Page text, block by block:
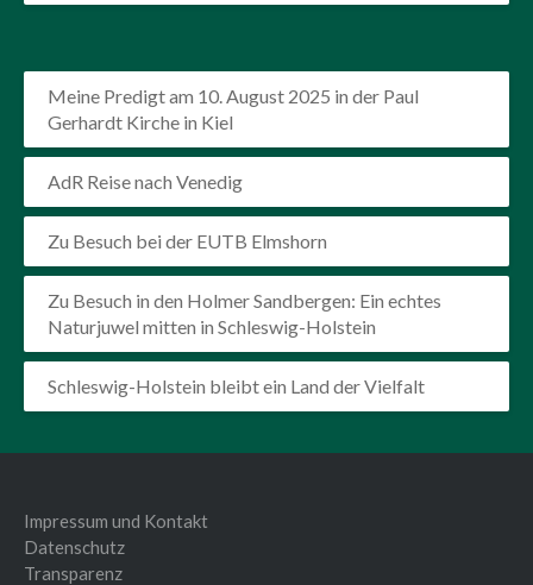
Meine Predigt am 10. August 2025 in der Paul
Gerhardt Kirche in Kiel
AdR Reise nach Venedig
Zu Besuch bei der EUTB Elmshorn
Zu Besuch in den Holmer Sandbergen: Ein echtes
Naturjuwel mitten in Schleswig-Holstein
Schleswig-Holstein bleibt ein Land der Vielfalt
Impressum und Kontakt
Datenschutz
Transparenz